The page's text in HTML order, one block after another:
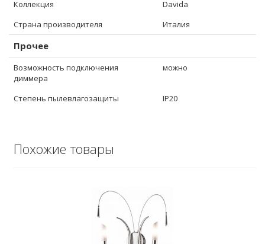
Коллекция
Davida
Страна производителя
Италия
Прочее
Возможность подключения
диммера
можно
Степень пылевлагозащиты IP20
Похожие товары